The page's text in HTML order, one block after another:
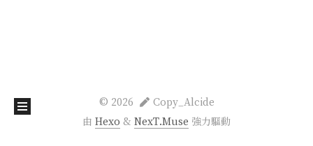
© 2026
Copy_Alcide
由 Hexo & NexT.Muse 強力驅動